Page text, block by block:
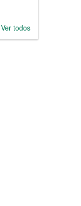
Ver todos